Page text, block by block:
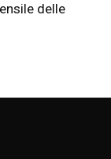
delle